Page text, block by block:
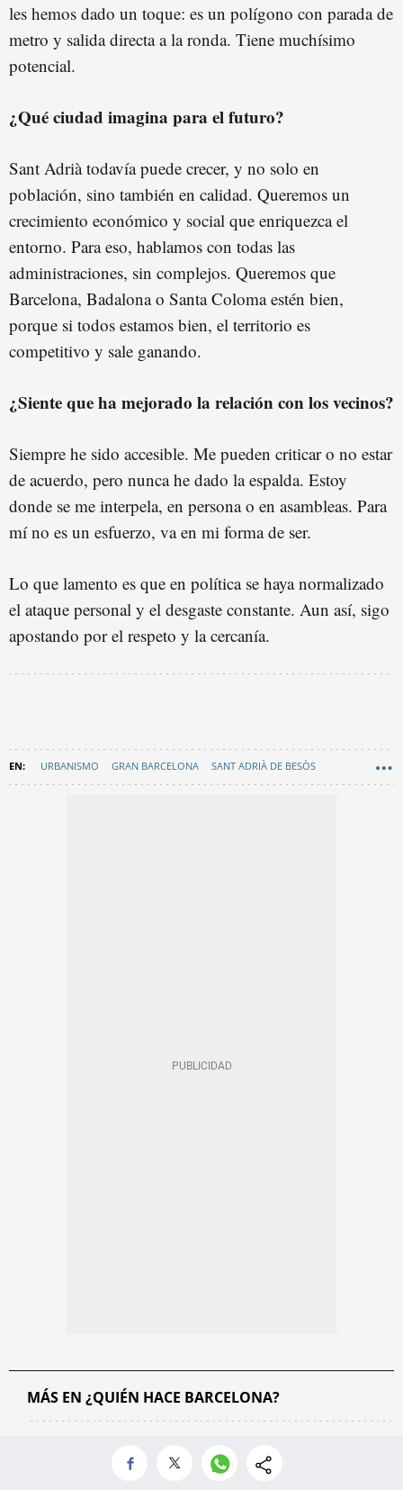
les hemos dado un toque: es un polígono con parada de
metro y salida directa a la ronda. Tiene muchísimo
potencial.
¿Qué ciudad imagina para el futuro?
Sant Adrià todavía puede crecer, y no solo en
población, sino también en calidad. Queremos un
crecimiento económico y social que enriquezca el
entorno. Para eso, hablamos con todas las
administraciones, sin complejos. Queremos que
Barcelona, Badalona o Santa Coloma estén bien,
porque si todos estamos bien, el territorio es
competitivo y sale ganando.
¿Siente que ha mejorado la relación con los vecinos?
Siempre he sido accesible. Me pueden criticar o no estar
de acuerdo, pero nunca he dado la espalda. Estoy
donde se me interpela, en persona o en asambleas. Para
mí no es un esfuerzo, va en mi forma de ser.
Lo que lamento es que en política se haya normalizado
el ataque personal y el desgaste constante. Aun así, sigo
apostando por el respeto y la cercanía.
URBANISMO GRAN BARCELONA SANT ADRIÀ DE BESÒS
MÁS EN ¿QUIÉN HACE BARCELONA?
Hugo Laroche